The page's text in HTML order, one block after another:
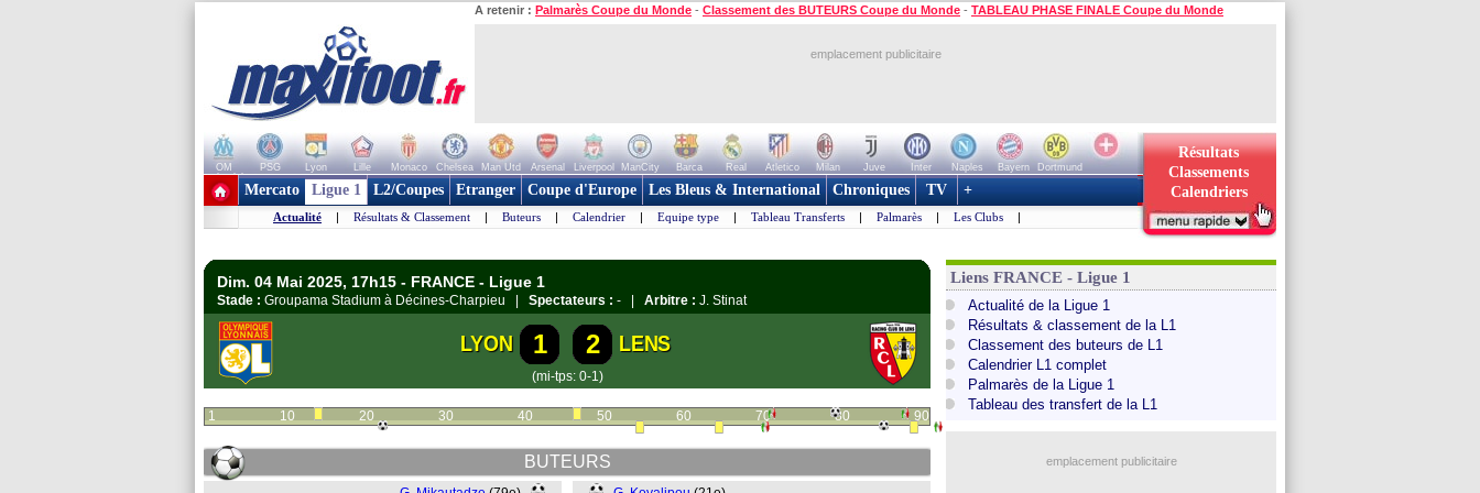
A retenir : Palmarès Coupe du Monde - Classement des BUTEURS Coupe du Monde - TABLEAU PHASE FINALE Coupe du Monde
emplacement publicitaire
OM PSG Lyon Lille Monaco Chelsea Man Utd Arsenal Liverpool ManCity Barca Real Atletico Milan Juve Inter Naples Bayern
Dortmund
+ de clubs
Résultats
Classements
Calendriers
Mercato Ligue 1 L2/Coupes Etranger Coupe d'Europe Les Bleus & International Chroniques TV +
Actualité | Résultats & Classement | Buteurs | Calendrier | Equipe type | Tableau Transferts | Palmarès | Les Clubs |
Dim. 04 Mai 2025, 17h15 - FRANCE - Ligue 1
Stade : Groupama Stadium à Décines-Charpieu | Spectateurs : - | Arbitre : J. Stinat
LYON 1 2 LENS
(mi-tps: 0-1)
1 10 20 30 40 50 60 70 80 90
BUTEURS
Liens FRANCE - Ligue 1
Actualité de la Ligue 1
Résultats & classement de la L1
Classement des buteurs de L1
Calendrier L1 complet
Palmarès de la Ligue 1
Tableau des transfert de la L1
emplacement publicitaire